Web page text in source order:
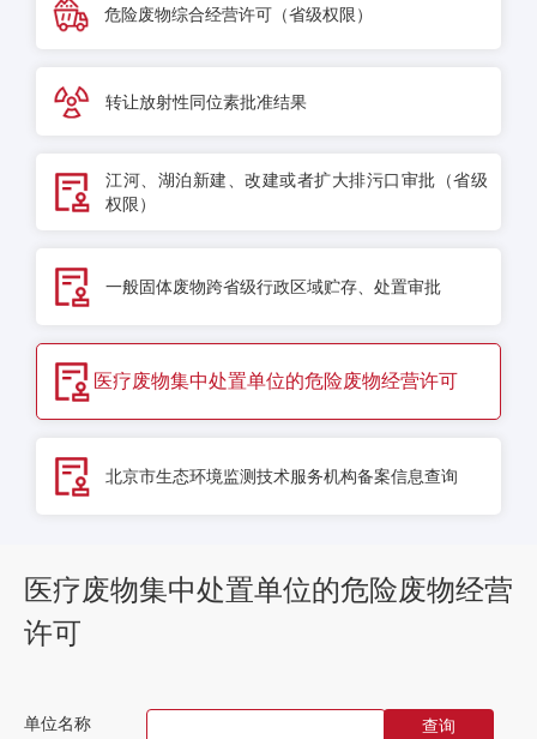
危险废物综合经营许可（省级权限）
转让放射性同位素批准结果
江河、湖泊新建、改建或者扩大排污口审批（省级
权限）
一般固体废物跨省级行政区域贮存、处置审批
医疗废物集中处置单位的危险废物经营许可
北京市生态环境监测技术服务机构备案信息查询
医疗废物集中处置单位的危险废物经营
许可
单位名称